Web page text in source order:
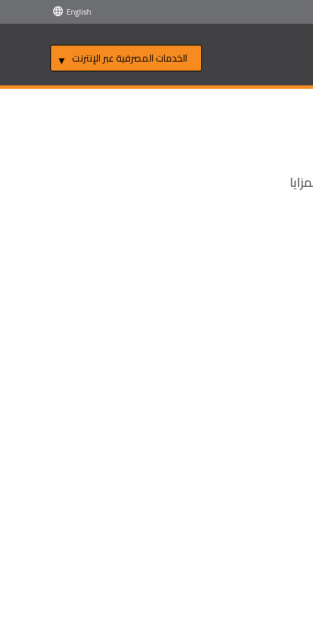
English
الخدمات المصرفية عبر الإنترنت